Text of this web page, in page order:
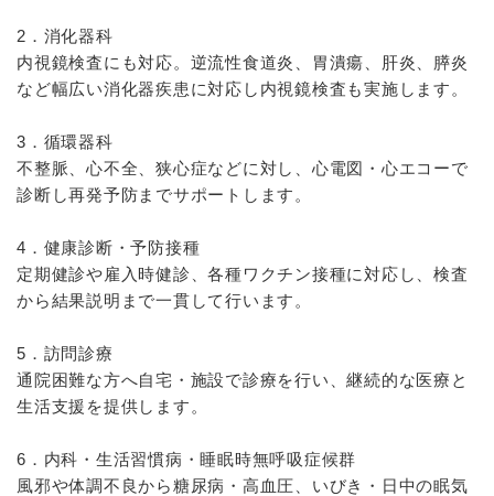
2．消化器科
内視鏡検査にも対応。逆流性食道炎、胃潰瘍、肝炎、膵炎
など幅広い消化器疾患に対応し内視鏡検査も実施します。
3．循環器科
不整脈、心不全、狭心症などに対し、心電図・心エコーで
診断し再発予防までサポートします。
4．健康診断・予防接種
定期健診や雇入時健診、各種ワクチン接種に対応し、検査
から結果説明まで一貫して行います。
5．訪問診療
通院困難な方へ自宅・施設で診療を行い、継続的な医療と
生活支援を提供します。
6．内科・生活習慣病・睡眠時無呼吸症候群
風邪や体調不良から糖尿病・高血圧、いびき・日中の眠気